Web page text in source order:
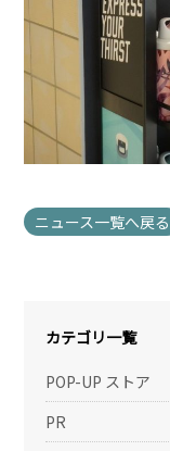
ニュース一覧へ戻る
カテゴリ一覧
POP-UP ストア
PR